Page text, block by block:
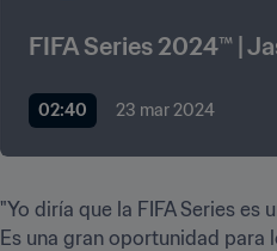
FIFA Series 2024™ |
02:40 23 mar 2024
"Yo diría que la FIFA Series
Es una gran oportunidad para